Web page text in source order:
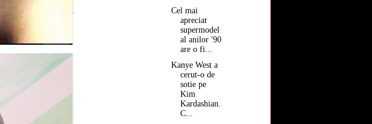
Cel mai
apreciat
supermodel
al anilor '90
are o fi...
Kanye West a
cerut-o de
sotie pe
Kim
Kardashian.
C...